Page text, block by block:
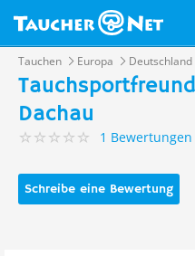
Tauchen Europa Deutschland
Dachau
1 Bewertungen
Schreibe eine Bewertung